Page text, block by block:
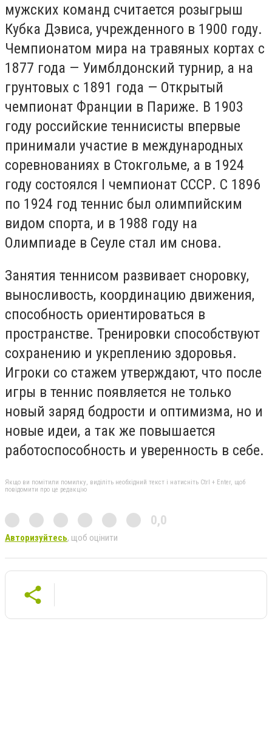
мужских команд считается розыгрыш
Кубка Дэвиса, учрежденного в 1900 году.
Чемпионатом мира на травяных кортах с
1877 года — Уимблдонский турнир, а на
грунтовых с 1891 года — Открытый
чемпионат Франции в Париже. В 1903
году российские теннисисты впервые
принимали участие в международных
соревнованиях в Стокгольме, а в 1924
году состоялся I чемпионат СССР. С 1896
по 1924 год теннис был олимпийским
видом спорта, и в 1988 году на
Олимпиаде в Сеуле стал им снова.
Занятия теннисом развивает сноровку,
выносливость, координацию движения,
способность ориентироваться в
пространстве. Тренировки способствуют
сохранению и укреплению здоровья.
Игроки со стажем утверждают, что после
игры в теннис появляется не только
новый заряд бодрости и оптимизма, но и
новые идеи, а так же повышается
работоспособность и уверенность в себе.
Якщо ви помітили помилку, виділіть необхідний текст і натисніть Ctrl + Enter, щоб
повідомити про це редакцію
0,0
Авторизуйтесь, щоб оцінити